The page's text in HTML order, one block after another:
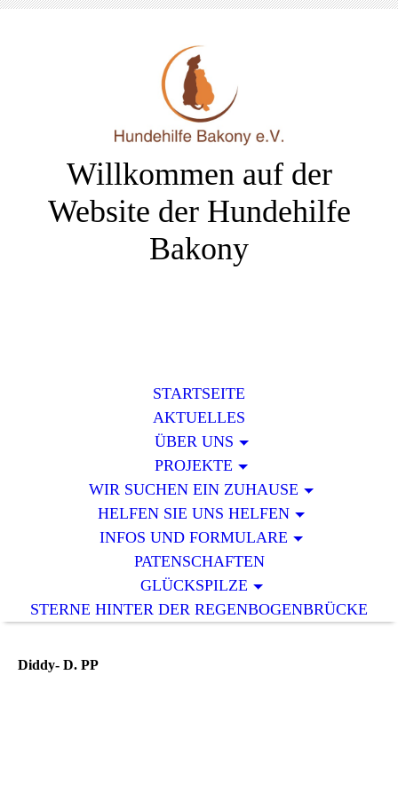
Willkommen auf der
Website der Hundehilfe
Bakony
STARTSEITE
AKTUELLES
ÜBER UNS
PROJEKTE
WIR SUCHEN EIN ZUHAUSE
HELFEN SIE UNS HELFEN
INFOS UND FORMULARE
PATENSCHAFTEN
GLÜCKSPILZE
STERNE HINTER DER REGENBOGENBRÜCKE
Diddy- D. PP